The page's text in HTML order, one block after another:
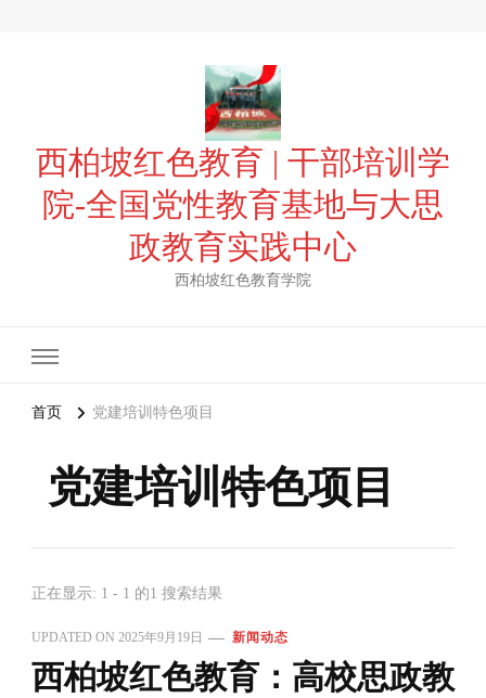
西柏坡红色教育 | 干部培训学
院-全国党性教育基地与大思
政教育实践中心
西柏坡红色教育学院
首页 党建培训特色项目
党建培训特色项目
正在显示: 1 - 1 的1 搜索结果
UPDATED ON 2025年9月19日 新闻动态
西柏坡红色教育：高校思政教